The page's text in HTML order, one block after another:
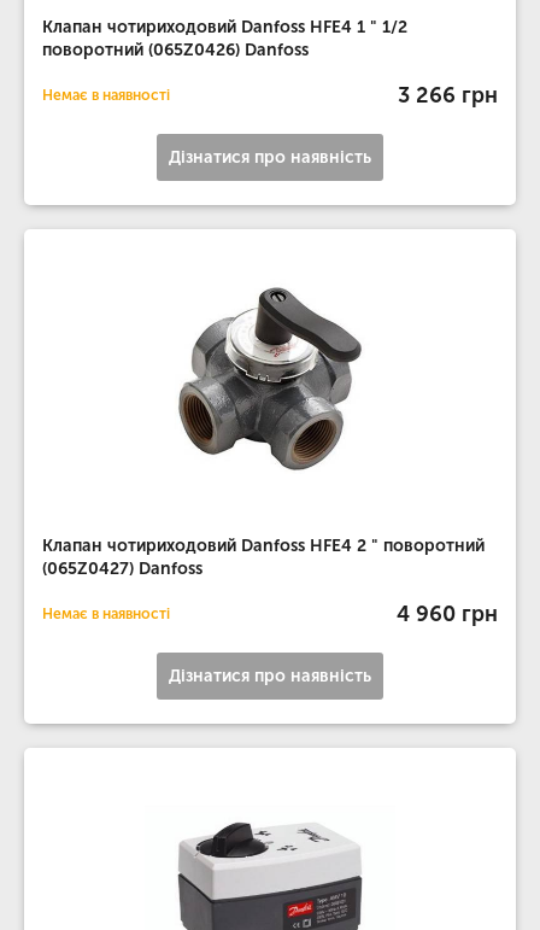
Клапан чотириходовий Danfoss HFE4 1 " 1/2
поворотний (065Z0426) Danfoss
Немає в наявності 3 266 грн
Дізнатися про наявність
Клапан чотириходовий Danfoss HFE4 2 " поворотний
(065Z0427) Danfoss
Немає в наявності 4 960 грн
Дізнатися про наявність